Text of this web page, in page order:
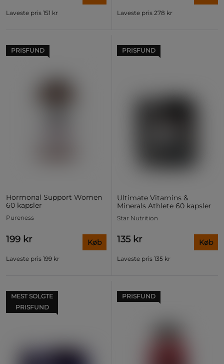
Laveste pris 151 kr Laveste pris 278 kr
PRISFUND
Hormonal Support Women
60 kapsler
Pureness
199 kr
Laveste pris 199 kr
Køb
PRISFUND
Ultimate Vitamins &
Minerals Athlete 60 kapsler
Star Nutrition
135 kr
Laveste pris 135 kr
Køb
MEST SOLGTE
PRISFUND
PRISFUND